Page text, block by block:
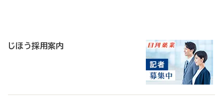
じほう採用案内